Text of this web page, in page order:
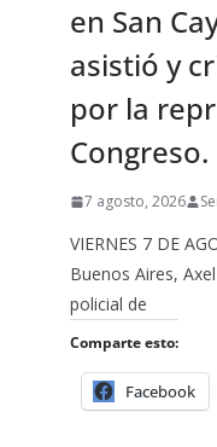
en San
asistió y
por la
Congreso.
7 agosto, 2026
VIERNES 7 DE
Buenos Aires,
policial de
Comparte esto:
Facebook